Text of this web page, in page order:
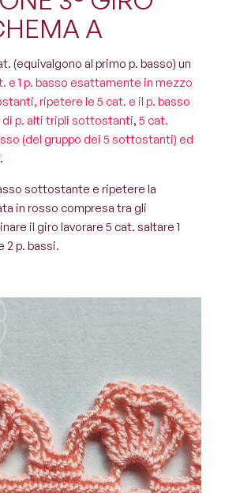
A
(equivalgono al primo p. basso) un
e 1 p. basso esattamente in mezzo
ripetere le 5 cat. e il p. basso
di p. alti tripli sottostanti, 5 cat.
(del gruppo dei 5 sottostanti) ed
.
sottostante e ripetere la
in rosso compresa tra gli
il giro lavorare 5 cat. saltare 1
2 p. bassi.